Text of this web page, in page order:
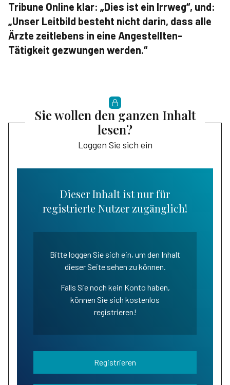
Tribune Online klar: „Dies ist ein Irrweg“, und:
„Unser Leitbild besteht nicht darin, dass alle
Ärzte zeitlebens in eine Angestellten-
Tätigkeit gezwungen werden.“
Sie wollen den ganzen Inhalt
lesen?
Loggen Sie sich ein
Dieser Inhalt ist nur für
registrierte Nutzer zugänglich!
Bitte loggen Sie sich ein, um den Inhalt
dieser Seite sehen zu können.
Falls Sie noch kein Konto haben,
können Sie sich kostenlos
registrieren!
Registrieren